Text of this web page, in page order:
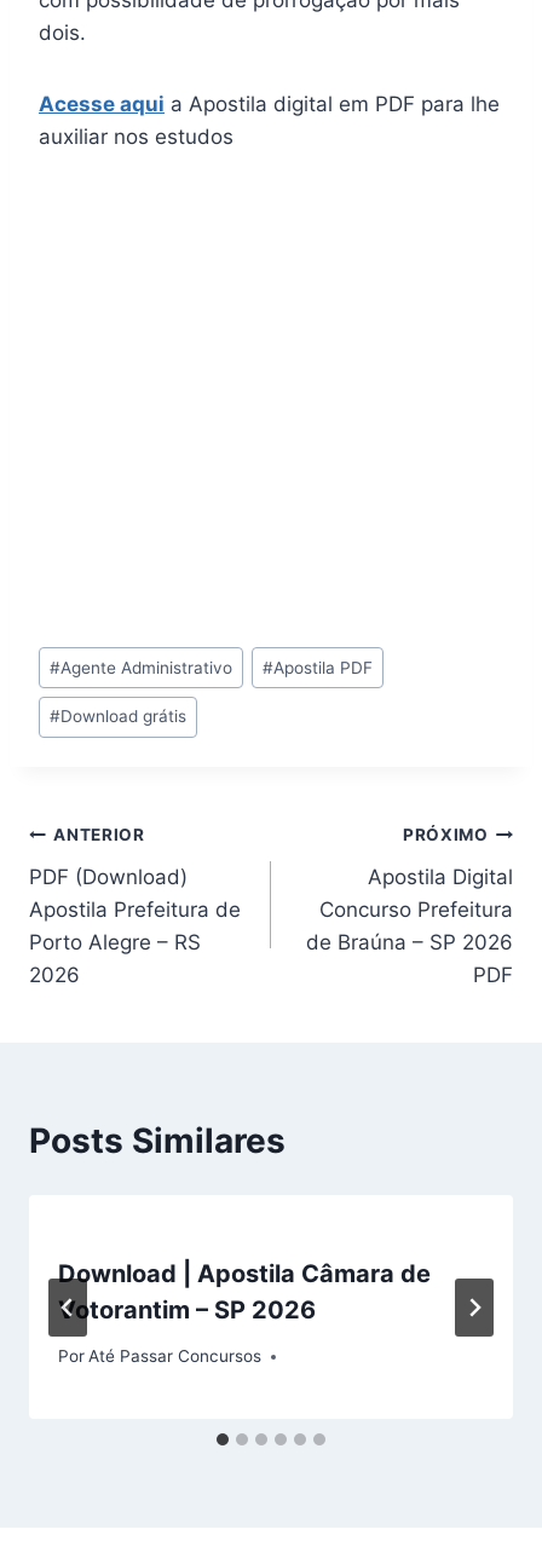
dois.
Acesse aqui a Apostila digital em PDF para lhe
auxiliar nos estudos
Tags
do
Post:
#Agente Administrativo #Apostila PDF
#Download grátis
Navegação
de
Post
ANTERIOR
PDF (Download)
Apostila Prefeitura de
Porto Alegre – RS
2026
PRÓXIMO
Apostila Digital
Concurso Prefeitura
de Braúna – SP 2026
PDF
Posts Similares
Download | Apostila Câmara de
Votorantim – SP 2026
PorAté Passar Concursos